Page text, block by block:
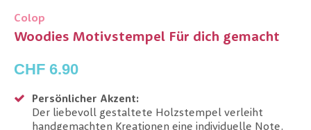
Colop
Woodies Motivstempel Für dich gemacht
CHF 6.90
Persönlicher Akzent:
Der liebevoll gestaltete Holzstempel verleiht
handgemachten Kreationen eine individuelle Note.